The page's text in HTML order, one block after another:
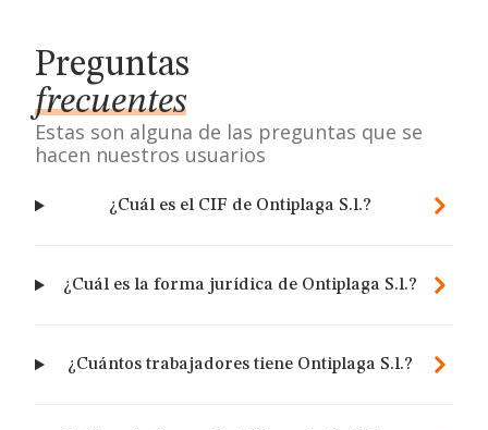
Preguntas
frecuentes
Estas son alguna de las preguntas que se
hacen nuestros usuarios
¿Cuál es el CIF de Ontiplaga S.l.?
¿Cuál es la forma jurídica de Ontiplaga S.l.?
¿Cuántos trabajadores tiene Ontiplaga S.l.?